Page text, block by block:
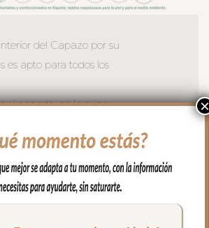
del Capazo por su
es apto para todos los
el capazo, en la cuna,
en los laterales y
con capucha,
de capazos.
cerrado con botones y
con cremallera para
×